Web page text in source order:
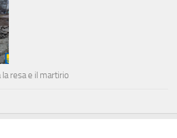
la resa e il martirio